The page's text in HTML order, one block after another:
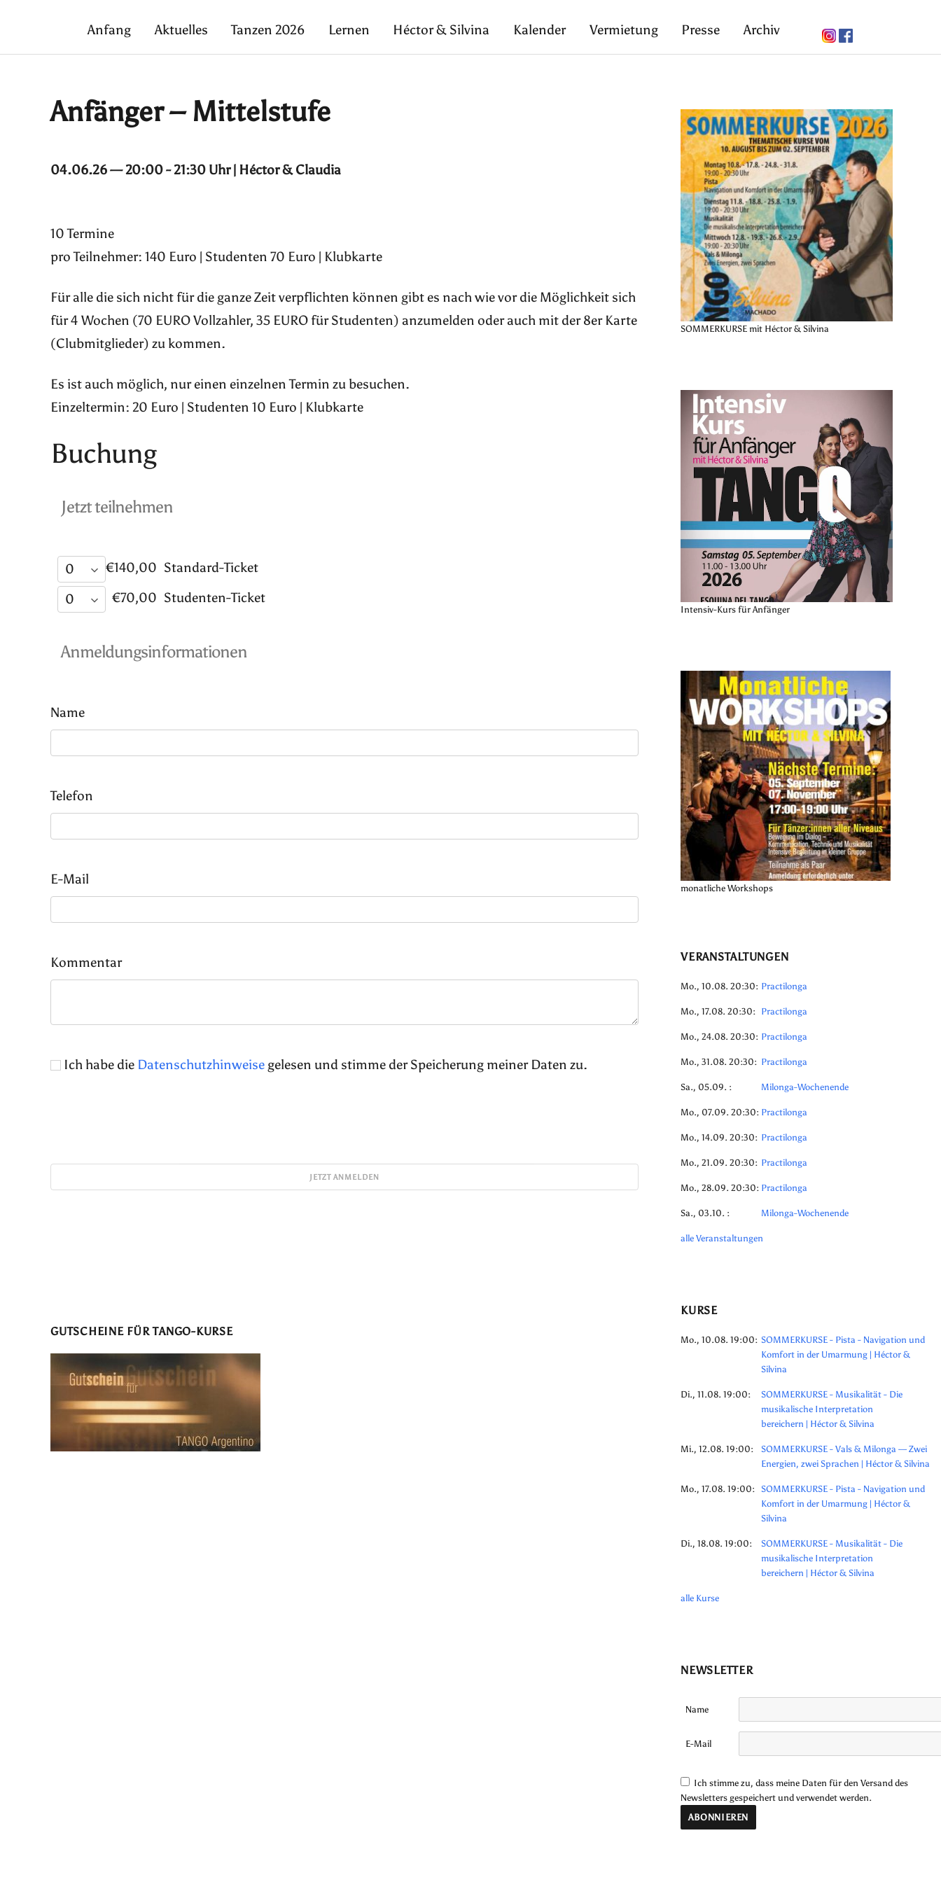
Anfang Aktuelles Tanzen 2026 Lernen Héctor & Silvina Kalender Vermietung Presse Archiv
Anfänger – Mittelstufe
04.06.26 — 20:00 - 21:30 Uhr | Héctor & Claudia
10 Termine
pro Teilnehmer: 140 Euro | Studenten 70 Euro | Klubkarte
Für alle die sich nicht für die ganze Zeit verpflichten können gibt es nach wie vor die Möglichkeit sich
für 4 Wochen (70 EURO Vollzahler, 35 EURO für Studenten) anzumelden oder auch mit der 8er Karte
(Clubmitglieder) zu kommen.
Es ist auch möglich, nur einen einzelnen Termin zu besuchen.
Einzeltermin: 20 Euro | Studenten 10 Euro | Klubkarte
Buchung
Jetzt teilnehmen
€140,00 Standard-Ticket
€70,00 Studenten-Ticket
Anmeldungsinformationen
Name
Telefon
E-Mail
Kommentar
Ich habe die Datenschutzhinweise gelesen und stimme der Speicherung meiner Daten zu.
GUTSCHEINE FÜR TANGO-KURSE
SOMMERKURSE mit Héctor & Silvina
Intensiv-Kurs für Anfänger
monatliche Workshops
VERANSTALTUNGEN
Mo., 10.08. 20:30: Practilonga
Mo., 17.08. 20:30: Practilonga
Mo., 24.08. 20:30: Practilonga
Mo., 31.08. 20:30: Practilonga
Sa., 05.09. : Milonga-Wochenende
Mo., 07.09. 20:30: Practilonga
Mo., 14.09. 20:30: Practilonga
Mo., 21.09. 20:30: Practilonga
Mo., 28.09. 20:30: Practilonga
Sa., 03.10. : Milonga-Wochenende
alle Veranstaltungen
KURSE
Mo., 10.08. 19:00: SOMMERKURSE - Pista - Navigation und
Komfort in der Umarmung | Héctor &
Silvina
Di., 11.08. 19:00:
SOMMERKURSE - Musikalität - Die
musikalische Interpretation
bereichern | Héctor & Silvina
Mi., 12.08. 19:00:
SOMMERKURSE - Vals & Milonga — Zwei
Energien, zwei Sprachen | Héctor & Silvina
Mo., 17.08. 19:00: SOMMERKURSE - Pista - Navigation und
Komfort in der Umarmung | Héctor &
Silvina
Di., 18.08. 19:00:
SOMMERKURSE - Musikalität - Die
musikalische Interpretation
bereichern | Héctor & Silvina
alle Kurse
NEWSLETTER
Name
E-Mail
Ich stimme zu, dass meine Daten für den Versand des
Newsletters gespeichert und verwendet werden.